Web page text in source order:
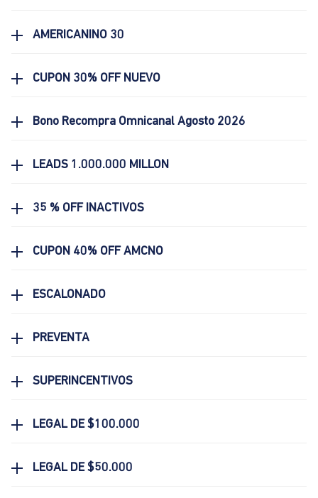
AMERICANINO 30
CUPON 30% OFF NUEVO
Bono Recompra Omnicanal Agosto 2026
LEADS 1.000.000 MILLON
35 % OFF INACTIVOS
CUPON 40% OFF AMCNO
ESCALONADO
PREVENTA
SUPERINCENTIVOS
LEGAL DE $100.000
LEGAL DE $50.000